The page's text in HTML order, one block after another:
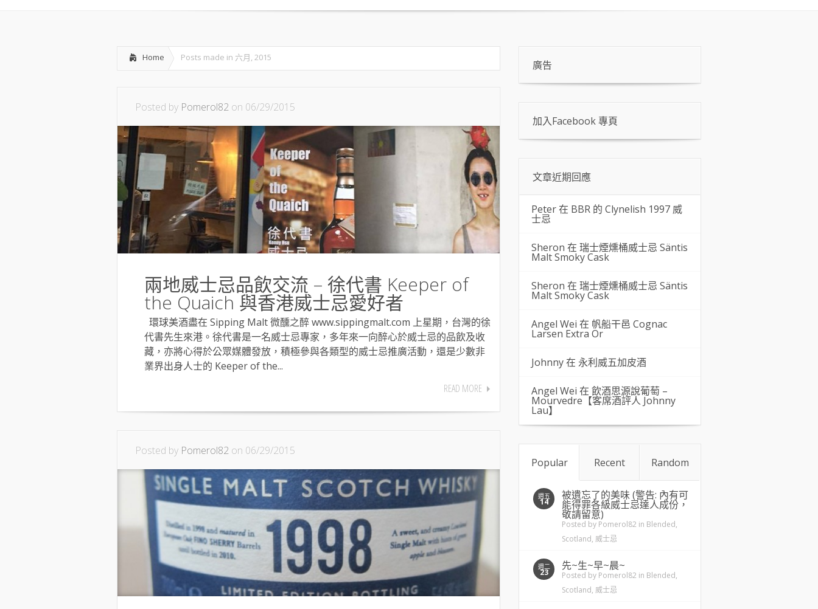
Home Posts made in 六月, 2015
Posted by Pomerol82 on 06/29/2015
兩地威士忌品飲交流 – 徐代書 Keeper of
the Quaich 與香港威士忌愛好者
環球美酒盡在 Sipping Malt 微醺之醉 www.sippingmalt.com 上星期，台灣的徐
代書先生來港。徐代書是一名威士忌專家，多年來一向醉心於威士忌的品飲及收
藏，亦將心得於公眾媒體發放，積極參與各類型的威士忌推廣活動，還是少數非
業界出身人士的 Keeper of the...
READ MORE
Posted by Pomerol82 on 06/29/2015
廣告
加入Facebook 專頁
文章近期回應
Peter 在 BBR 的 Clynelish 1997 威
士忌
Sheron 在 瑞士煙燻桶威士忌 Säntis
Malt Smoky Cask
Sheron 在 瑞士煙燻桶威士忌 Säntis
Malt Smoky Cask
Angel Wei 在 帆船干邑 Cognac
Larsen Extra Or
Johnny 在 永利威五加皮酒
Angel Wei 在 飲酒思源說葡萄 –
Mourvedre【客席酒評人 Johnny
Lau】
Popular Recent Random
週五
14
被遺忘了的美味 (警告: 內有可
能得罪各級威士忌達人成份，
敬請留意)
Posted by Pomerol82 in Blended,
Scotland, 威士忌
週二
23
先~生~早~晨~
Posted by Pomerol82 in Blended,
Scotland, 威士忌